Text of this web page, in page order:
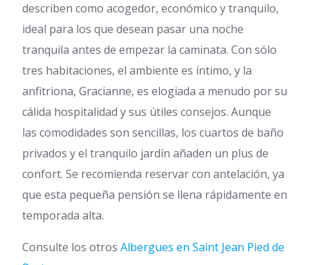
describen como acogedor, económico y tranquilo,
ideal para los que desean pasar una noche
tranquila antes de empezar la caminata. Con sólo
tres habitaciones, el ambiente es íntimo, y la
anfitriona, Gracianne, es elogiada a menudo por su
cálida hospitalidad y sus útiles consejos. Aunque
las comodidades son sencillas, los cuartos de baño
privados y el tranquilo jardín añaden un plus de
confort. Se recomienda reservar con antelación, ya
que esta pequeña pensión se llena rápidamente en
temporada alta.
Consulte los otros Albergues en Saint Jean Pied de